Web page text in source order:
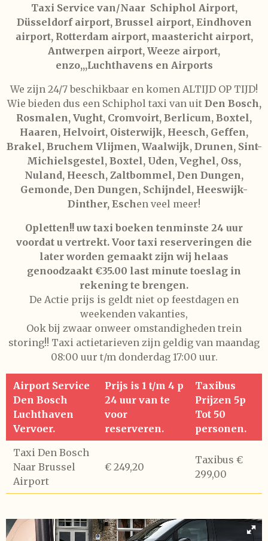
Taxi Service van/Naar Schiphol Airport,
Düsseldorf airport, Brussel airport, Eindhoven
airport, Rotterdam airport, maastericht airport,
Antwerpen airport, Weeze airport,
enzo,,,Luchthavens en Airports
We zijn 24/7 beschikbaar en komen ALTIJD OP TIJD!
Wie bieden dus een Schiphol taxi van uit Den Bosch,
Rosmalen, Vught, Cromvoirt, Berlicum, Boxtel,
Haaren, Helvoirt, Oisterwijk, Heesch, Geffen,
Brakel, Bruchem Vlijmen, Waalwijk, Drunen, Sint-
Michielsgestel, Boxtel, Uden, Veghel, Oss,
Nuland, Heesch, Zaltbommel, Den Dungen,
Gemonde, Den Dungen, Schijndel, Heeswijk-
Dinther, Eschen veel meer!
Opletten!! uw taxi boeken tenminste 24 uur
voordat u vertrekt. Voor taxi reserveringen die
later worden gemaakt zijn wij helaas
genoodzaakt €35.00 last minute toeslag in
rekening te brengen.
De Actie prijs is geldt niet op feestdagen en
weekenden vakanties,
Ook bij zwaar onweer omstandigheden trein
storing!! Taxi actietarieven zijn geldig van maandag
08:00 uur t/m donderdag 17:00 uur.
Airport Service
Den Bosch
Luchthaven
Vervoer.
Prijs is 1 t/m 4 p
24 uur van te
voor
reserveren.
Taxibus
Prijzen 5p
Tot 50
personen.
Taxi Den Bosch
Naar Brussel
Airport
€ 249,20
Taxibus €
299,00